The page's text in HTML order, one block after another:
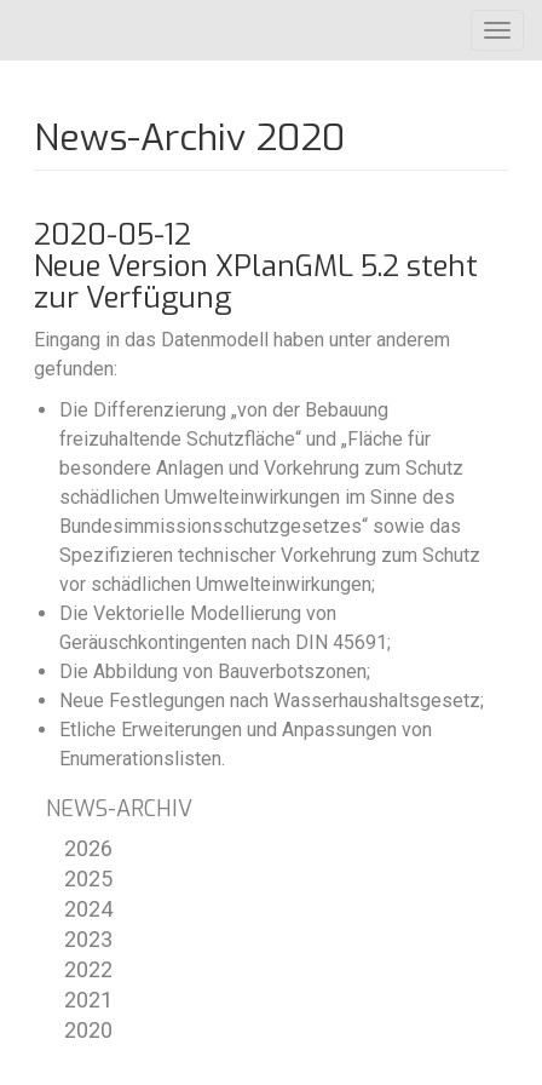
Inhalt
News-Archiv 2020
2020-05-12
Neue Version XPlanGML 5.2 steht
zur Verfügung
Eingang in das Datenmodell haben unter anderem
gefunden:
Die Differenzierung „von der Bebauung
freizuhaltende Schutzfläche“ und „Fläche für
besondere Anlagen und Vorkehrung zum Schutz
schädlichen Umwelteinwirkungen im Sinne des
Bundesimmissionsschutzgesetzes“ sowie das
Spezifizieren technischer Vorkehrung zum Schutz
vor schädlichen Umwelteinwirkungen;
Die Vektorielle Modellierung von
Geräuschkontingenten nach DIN 45691;
Die Abbildung von Bauverbotszonen;
Neue Festlegungen nach Wasserhaushaltsgesetz;
Etliche Erweiterungen und Anpassungen von
Enumerationslisten.
NEWS-ARCHIV
2026
2025
2024
2023
2022
2021
2020